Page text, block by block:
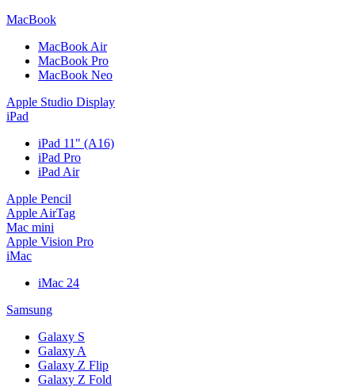
MacBook
MacBook Air
MacBook Pro
MacBook Neo
Apple Studio Display
iPad
iPad 11" (A16)
iPad Pro
iPad Air
Apple Pencil
Apple AirTag
Mac mini
Apple Vision Pro
iMac
iMac 24
Samsung
Galaxy S
Galaxy A
Galaxy Z Flip
Galaxy Z Fold